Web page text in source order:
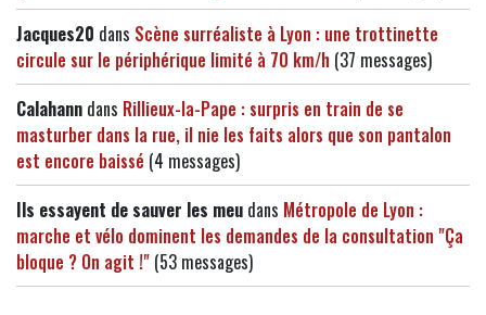
Jacques20 dans Scène surréaliste à Lyon : une trottinette
circule sur le périphérique limité à 70 km/h (37 messages)
Calahann dans Rillieux-la-Pape : surpris en train de se
masturber dans la rue, il nie les faits alors que son pantalon
est encore baissé (4 messages)
Ils essayent de sauver les meu dans Métropole de Lyon :
marche et vélo dominent les demandes de la consultation "Ça
bloque ? On agit !" (53 messages)